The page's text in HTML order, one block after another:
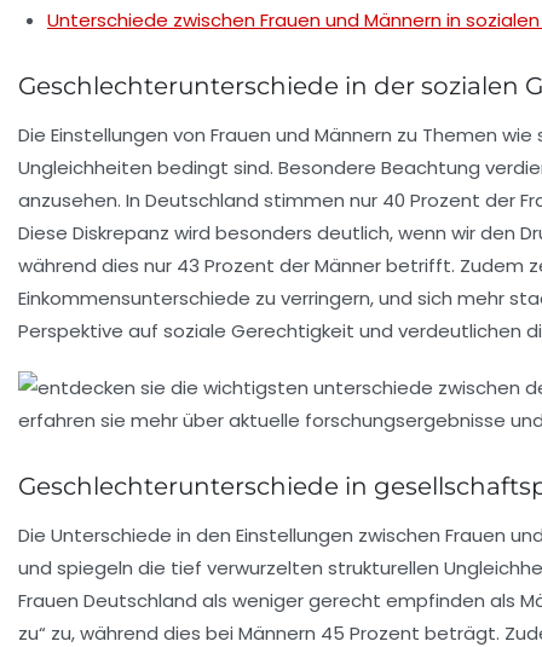
Unterschiede zwischen Frauen und Männern in
Geschlechterunterschiede in der sozialen
Die Einstellungen von Frauen und Männern zu Themen wie
Ungleichheiten bedingt sind. Besondere Beachtung
anzusehen. In Deutschland stimmen nur 40 Prozent der
Diese Diskrepanz wird besonders deutlich, wenn wir den
während dies nur 43 Prozent der Männer betrifft. Zudem
Einkommensunterschiede zu verringern, und sich mehr
Perspektive auf soziale Gerechtigkeit und verdeutlichen
Geschlechterunterschiede in
Die Unterschiede in den Einstellungen zwischen Frauen
und spiegeln die tief verwurzelten strukturellen
Frauen Deutschland als weniger gerecht empfinden als
zu“ zu, während dies bei Männern 45 Prozent beträgt.